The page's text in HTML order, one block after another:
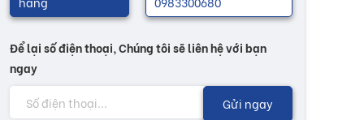
Để lại số điện thoại, Chúng tôi sẽ liên hệ với bạn
ngay
Gửi ngay